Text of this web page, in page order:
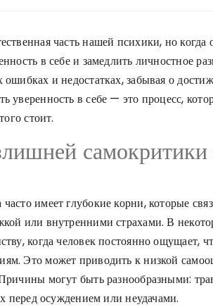
часть нашей психики, но когда
в себе и замедлить личностное
и недостатках, забывая о
уверенность в себе — это процесс,
стоит.
имеет глубокие корни, которые
или внутренними страхами. В
когда человек постоянно ощущает,
Это может приводить к низкой
могут быть разнообразными:
перед осуждением или неудачами.